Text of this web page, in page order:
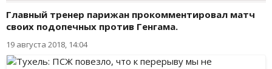
Главный тренер парижан прокомментировал матч
своих подопечных против Генгама.
19 августа 2018, 14:04